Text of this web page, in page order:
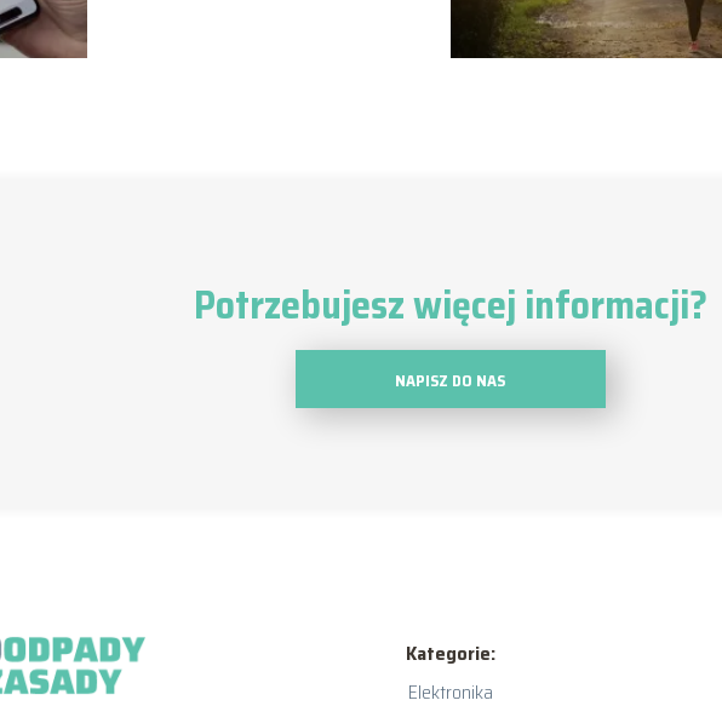
Potrzebujesz więcej informacji?
NAPISZ DO NAS
Kategorie:
Elektronika